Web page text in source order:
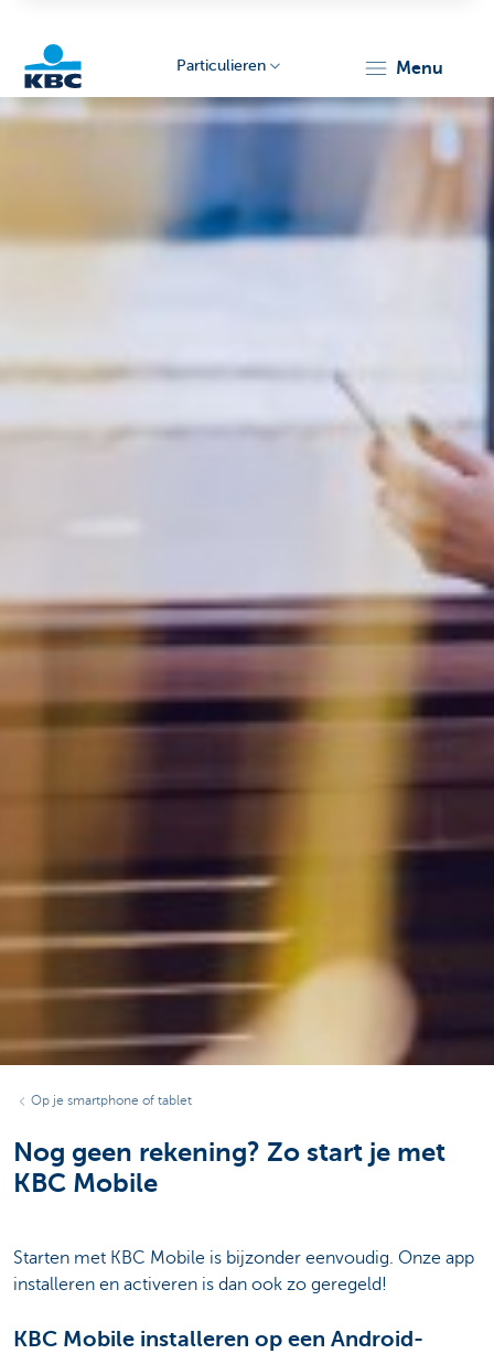
KBC
Particulieren menu
Op je smartphone of tablet
Nog geen rekening? Zo start je met
KBC Mobile
Starten met KBC Mobile is bijzonder eenvoudig. Onze app
installeren en activeren is dan ook zo geregeld!
KBC Mobile installeren op een Android-